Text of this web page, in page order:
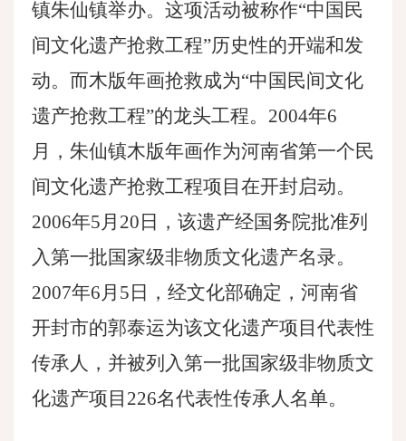
镇朱仙镇举办。这项活动被称作“中国民
间文化遗产抢救工程”历史性的开端和发
动。而木版年画抢救成为“中国民间文化
遗产抢救工程”的龙头工程。2004年6
月，朱仙镇木版年画作为河南省第一个民
间文化遗产抢救工程项目在开封启动。
2006年5月20日，该遗产经国务院批准列
入第一批国家级非物质文化遗产名录。
2007年6月5日，经文化部确定，河南省
开封市的郭泰运为该文化遗产项目代表性
传承人，并被列入第一批国家级非物质文
化遗产项目226名代表性传承人名单。